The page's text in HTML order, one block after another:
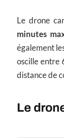
Le drone
minutes
également
oscille entre
distance de
Le